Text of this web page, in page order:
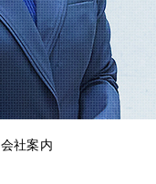
会社案内